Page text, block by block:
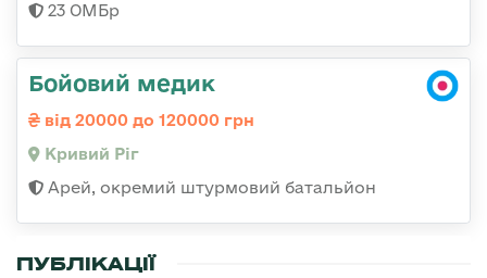
23 ОМБр
Бойовий медик
від 20000 до 120000 грн
Кривий Ріг
Арей, окремий штурмовий батальйон
ПУБЛІКАЦІЇ